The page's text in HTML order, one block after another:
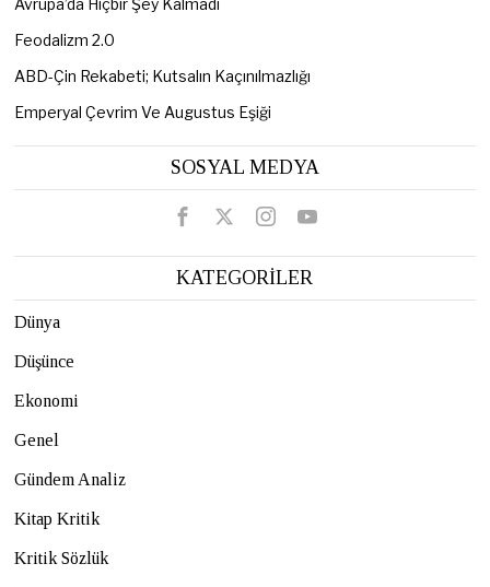
Avrupa’da Hiçbir Şey Kalmadı
Feodalizm 2.0
ABD-Çin Rekabeti; Kutsalın Kaçınılmazlığı
Emperyal Çevrim Ve Augustus Eşiği
SOSYAL MEDYA
KATEGORİLER
Dünya
Düşünce
Ekonomi
Genel
Gündem Analiz
Kitap Kritik
Kritik Sözlük